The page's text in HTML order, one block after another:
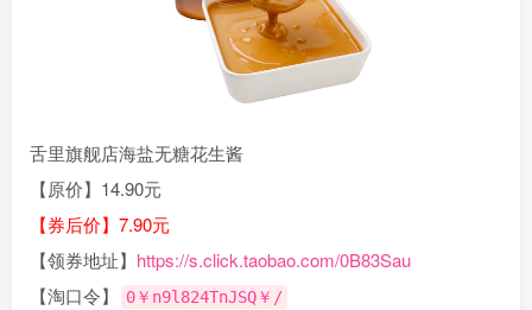
舌里旗舰店海盐无糖花生酱
【原价】14.90元
【券后价】7.90元
【领券地址】 https://s.click.taobao.com/0B83Sau
【淘口令】
0￥n9l824TnJSQ￥/